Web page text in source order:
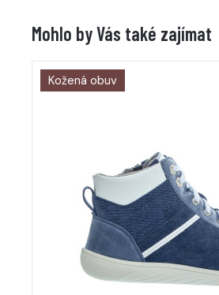
Mohlo by Vás také zajímat
Kožená obuv